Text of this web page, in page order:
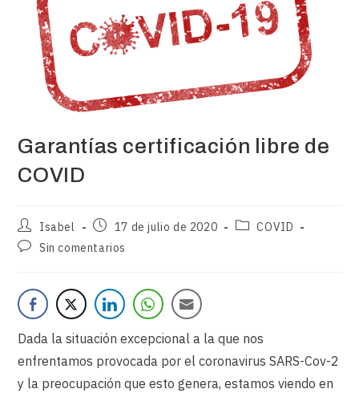
Garantías certificación libre de
COVID
Isabel 17 de julio de 2020
COVID
Sin comentarios
Dada la situación excepcional a la que nos
enfrentamos provocada por el coronavirus SARS-Cov-2
y la preocupación que esto genera, estamos viendo en